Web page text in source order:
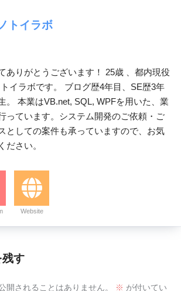
トイラボ
ありがとうございます！ 25歳 、都内現役
イラボです。 ブログ歴4年目、SE歴3年
。 本業はVB.net, SQL, WPFを用いた、業
っています。システム開発のご依頼・ご
としての案件も承っていますので、お気
ださい。
Website
残す
開されることはありません。 ※ が付いてい